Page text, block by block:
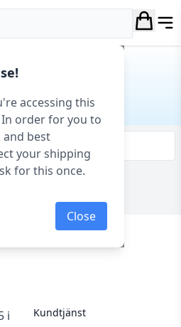
accessing this
order for you to
best
your shipping
for this once.
Close
/ Strawberry
i
Kundtjänst